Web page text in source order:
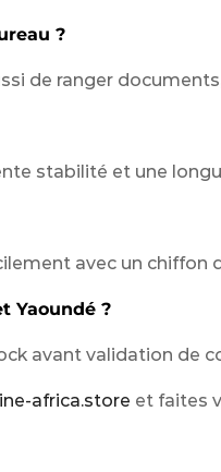
?
de ranger
stabilité et une
avec un chiffon
Yaoundé ?
avant validation de
africa.store et faites